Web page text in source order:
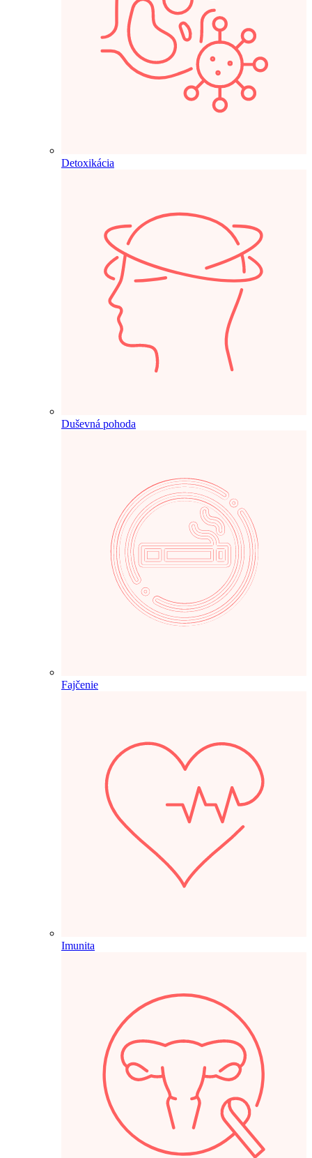
Detoxikácia
Duševná pohoda
Fajčenie
Imunita